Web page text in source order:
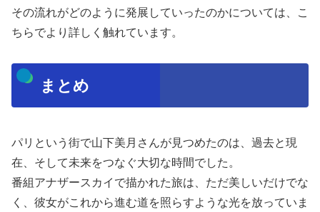
その流れがどのように発展していったのかについては、こ
ちらでより詳しく触れています。
まとめ
パリという街で山下美月さんが見つめたのは、過去と現
在、そして未来をつなぐ大切な時間でした。
番組アナザースカイで描かれた旅は、ただ美しいだけでな
く、彼女がこれから進む道を照らすような光を放っていま